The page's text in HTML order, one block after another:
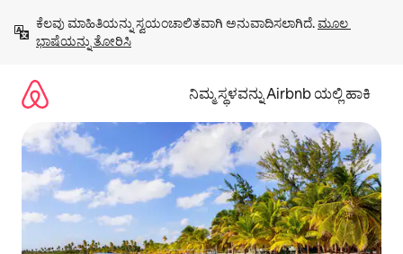
ಹೋಗಿ
ಕೆಲವು ಮಾಹಿತಿಯನ್ನು ಸ್ವಯಂಚಾಲಿತವಾಗಿ ಅನುವಾದಿಸಲಾಗಿದೆ. ಮೂಲ
ಭಾಷೆಯನ್ನು ತೋರಿಸಿ
ನಿಮ್ಮ ಸ್ಥಳವನ್ನು Airbnb ಯಲ್ಲಿ ಹಾಕಿ